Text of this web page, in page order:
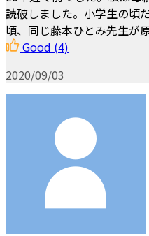
読破しました。小学生の頃
頃、同じ藤本ひとみ先生が
Good (4)
2020/09/03